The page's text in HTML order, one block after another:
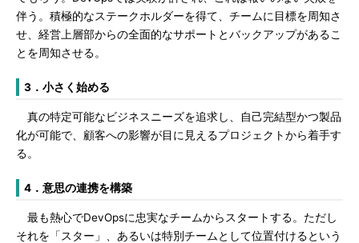
伴う。積極的なステークホルダーを得て、チームに目標を周知さ
せ、経営上層部からの全面的なサポートとバックアップがあるこ
とを周知させる。
3．小さく始める
真の特定可能なビジネスニーズを追求し、自己完結型かつ製品
化が可能で、顧客への影響が目に見えるプロジェクトから着手す
る。
4．意思の連携を構築
最も熱心でDevOpsに忠実なチームからスタートする。ただし
それを「スター」、あるいは特別チームとして位置付けるという